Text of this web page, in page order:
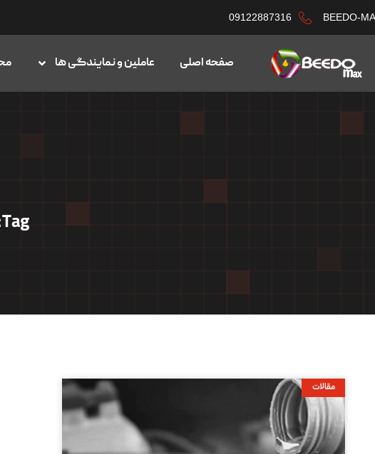
BEEDO-
09122887316
صفحه اصلی عاملین و نمایندگی ها
Tag: نکات انتخاب روغن موتور در گرما
مقالات